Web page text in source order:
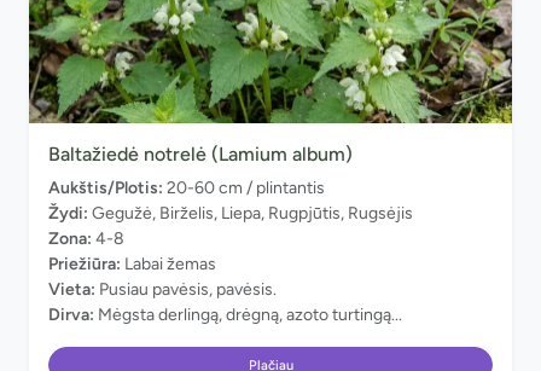
Baltažiedė notrelė (Lamium album)
Aukštis/Plotis: 20-60 cm / plintantis
Žydi: Gegužė, Birželis, Liepa, Rugpjūtis, Rugsėjis
Zona: 4-8
Priežiūra: Labai žemas
Vieta: Pusiau pavėsis, pavėsis.
Dirva: Mėgsta derlingą, drėgną, azoto turtingą...
Plačiau